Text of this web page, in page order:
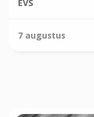
EVS
7 augustus